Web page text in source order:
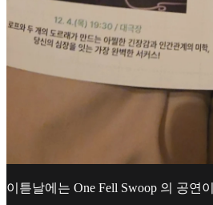
이튿날에는 One Fell Swoop 의 공연